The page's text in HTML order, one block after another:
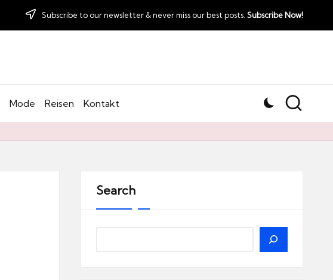
Subscribe to our newsletter & never miss our best posts. Subscribe Now!
Mode Reisen Kontakt
Search